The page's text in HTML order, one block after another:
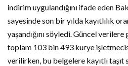
indirim uygulandığını ifade eden
sayesinde son bir yılda kayıtlılık
yaşandığını söyledi. Güncel
toplam 103 bin 493 kurye
verilirken, bu belgelere kayıtlı taşıt